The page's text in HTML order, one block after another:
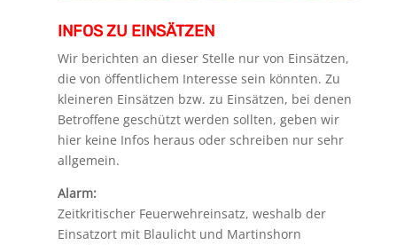
INFOS ZU EINSÄTZEN
Wir berichten an dieser Stelle nur von Einsätzen,
die von öffentlichem Interesse sein könnten. Zu
kleineren Einsätzen bzw. zu Einsätzen, bei denen
Betroffene geschützt werden sollten, geben wir
hier keine Infos heraus oder schreiben nur sehr
allgemein.
Alarm:
Zeitkritischer Feuerwehreinsatz, weshalb der
Einsatzort mit Blaulicht und Martinshorn